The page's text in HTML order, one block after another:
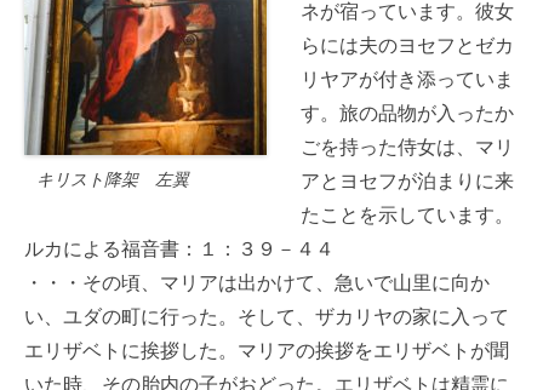
キリスト降架 左翼
ネが宿っています。彼女
らには夫のヨセフとゼカ
リヤアが付き添っていま
す。旅の品物が入ったか
ごを持った侍女は、マリ
アとヨセフが泊まりに来
たことを示しています。
ルカによる福音書：１：３９－４４
・・・その頃、マリアは出かけて、急いで山里に向か
い、ユダの町に行った。そして、ザカリヤの家に入って
エリザベトに挨拶した。マリアの挨拶をエリザベトが聞
いた時、その胎内の子がおどった。エリザベトは精霊に